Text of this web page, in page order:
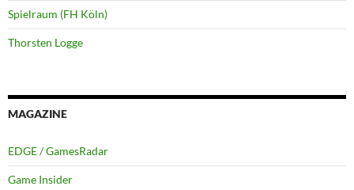
Spielraum (FH Köln)
Thorsten Logge
MAGAZINE
EDGE / GamesRadar
Game Insider